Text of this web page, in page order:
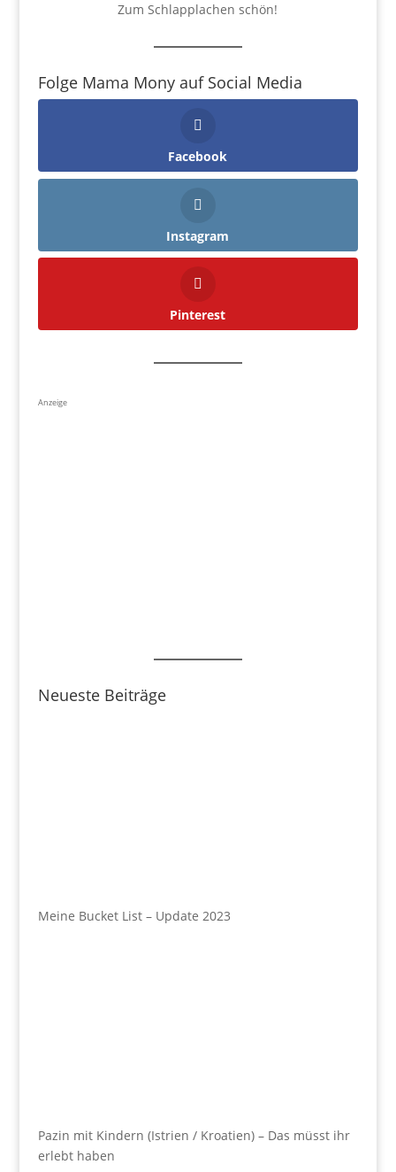
Zum Schlapplachen schön!
Folge Mama Mony auf Social Media
Facebook
Instagram
Pinterest
Anzeige
Neueste Beiträge
Meine Bucket List – Update 2023
Pazin mit Kindern (Istrien / Kroatien) – Das müsst ihr
erlebt haben